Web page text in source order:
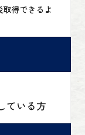
得できるよ
ている方